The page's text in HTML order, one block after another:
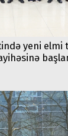
yeni elmi